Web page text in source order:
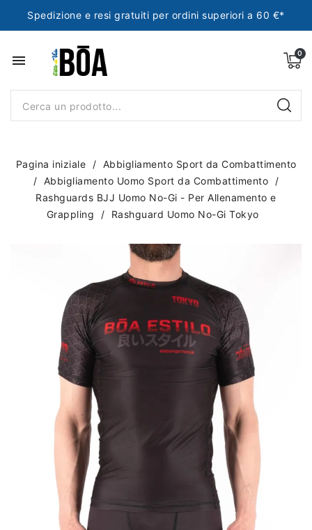
Spedizione e resi gratuiti per ordini superiori a 60 €*
menu
Pagina iniziale
Abbigliamento Sport da Combattimento
Abbigliamento Uomo Sport da Combattimento
Rashguards BJJ Uomo No-Gi - Per Allenamento e
Grappling
Rashguard Uomo No-Gi Tokyo